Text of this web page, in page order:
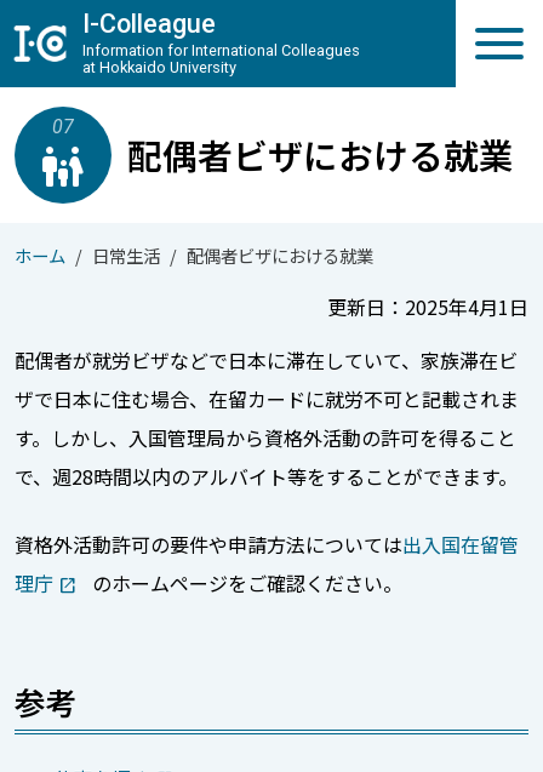
メインコンテンツへスキップ
I-Colleague
Information for International Colleagues
at Hokkaido University
07
family_restroom 配偶者ビザにおける就業
ホーム 日常生活 配偶者ビザにおける就業
更新日：2025年4月1日
配偶者が就労ビザなどで日本に滞在していて、家族滞在ビ
ザで日本に住む場合、在留カードに就労不可と記載されま
す。しかし、入国管理局から資格外活動の許可を得ること
で、週28時間以内のアルバイト等をすることができます。
資格外活動許可の要件や申請方法については出入国在留管
理庁
のホームページをご確認ください。
参考